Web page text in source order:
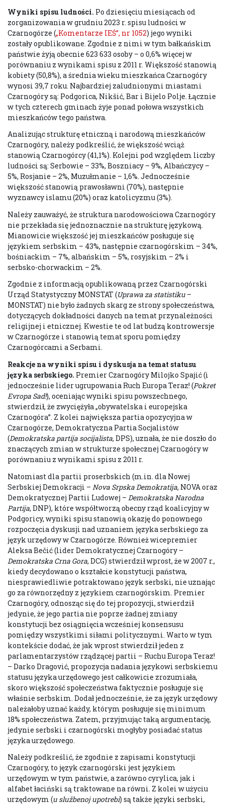
Wyniki spisu ludności. Po dziesięciu miesiącach od
zorganizowania w grudniu 2023 r. spisu ludności w
Czarnogórze („Komentarze IEŚ”, nr 1052) jego wyniki
zostały opublikowane. Zgodnie z nimi w tym bałkańskim
państwie żyją obecnie 623 633 osoby – o 0,6% więcej w
porównaniu z wynikami spisu z 2011 r. Większość stanowią
kobiety (50,8%), a średnia wieku mieszkańca Czarnogóry
wynosi 39,7 roku. Najbardziej zaludnionymi miastami
Czarnogóry są: Podgorica, Nikšić, Bar i Bijelo Polje. Łącznie
w tych czterech gminach żyje ponad połowa wszystkich
mieszkańców tego państwa.
Analizując strukturę etniczną i narodową mieszkańców
Czarnogóry, należy podkreślić, że większość wciąż
stanowią Czarnogórcy (41,1%). Kolejni pod względem liczby
ludności są: Serbowie – 33%, Boszniacy – 9%, Albańczycy –
5%, Rosjanie – 2%, Muzułmanie – 1,6%. Jednocześnie
większość stanowią prawosławni (70%), następnie
wyznawcy islamu (20%) oraz katolicyzmu (3%).
Należy zauważyć, że struktura narodowościowa Czarnogóry
nie przekłada się jednoznacznie na strukturę językową.
Mianowicie większość jej mieszkańców posługuje się
językiem serbskim – 43%, następnie czarnogórskim – 34%,
bośniackim – 7%, albańskim – 5%, rosyjskim – 2% i
serbsko-chorwackim – 2%.
Zgodnie z informacją opublikowaną przez Czarnogórski
Urząd Statystyczny MONSTAT (Uprawa za statistiku –
MONSTAT) nie było żadnych skarg ze strony społeczeństwa,
dotyczących dokładności danych na temat przynależności
religijnej i etnicznej. Kwestie te od lat budzą kontrowersje
w Czarnogórze i stanowią temat sporu pomiędzy
Czarnogórcami a Serbami.
Reakcje na wyniki spisu i dyskusja na temat statusu
języka serbskiego. Premier Czarnogóry Milojko Spajić (i
jednocześnie lider ugrupowania Ruch Europa Teraz! (Pokret
Evropa Sad!), oceniając wyniki spisu powszechnego,
stwierdził, że zwyciężyła „obywatelska i europejska
Czarnogóra”. Z kolei największa partia opozycyjna w
Czarnogórze, Demokratyczna Partia Socjalistów
(Demokratska partija socijalista, DPS), uznała, że nie doszło do
znaczących zmian w strukturze społecznej Czarnogóry w
porównaniu z wynikami spisu z 2011 r.
Natomiast dla partii proserbskich (m.in. dla Nowej
Serbskiej Demokracji – Nova Srpska Demokratija, NOVA oraz
Demokratycznej Partii Ludowej – Demokratska Narodna
Partija, DNP), które współtworzą obecny rząd koalicyjny w
Podgoricy, wyniki spisu stanowią okazję do ponownego
rozpoczęcia dyskusji nad uznaniem języka serbskiego za
język urzędowy w Czarnogórze. Również wicepremier
Aleksa Bečić (lider Demokratycznej Czarnogóry –
Demokratska Crna Gora, DCG) stwierdził wprost, że w 2007 r.,
kiedy decydowano o kształcie konstytucji państwa,
niesprawiedliwie potraktowano język serbski, nie uznając
go za równorzędny z językiem czarnogórskim. Premier
Czarnogóry, odnosząc się do tej propozycji, stwierdził
jedynie, że jego partia nie poprze żadnej zmiany
konstytucji bez osiągnięcia wcześniej konsensusu
pomiędzy wszystkimi siłami politycznymi. Warto w tym
kontekście dodać, że jak wprost stwierdził jeden z
parlamentarzystów rządzącej partii – Ruchu Europa Teraz!
– Darko Dragović, propozycja nadania językowi serbskiemu
statusu języka urzędowego jest całkowicie zrozumiała,
skoro większość społeczeństwa faktycznie posługuje się
właśnie serbskim. Dodał jednocześnie, że za język urzędowy
należałoby uznać każdy, którym posługuje się minimum
18% społeczeństwa. Zatem, przyjmując taką argumentację,
jedynie serbski i czarnogórski mogłyby posiadać status
języka urzędowego.
Należy podkreślić, że zgodnie z zapisami konstytucji
Czarnogóry, to język czarnogórski jest językiem
urzędowym w tym państwie, a zarówno cyrylica, jak i
alfabet łaciński są traktowane na równi. Z kolei w użyciu
urzędowym (u službenoj upotrebi) są także języki serbski,